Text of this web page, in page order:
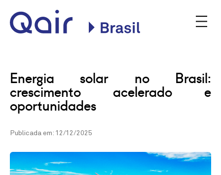
Site oficial da Qair no
Brasil
COMERCIALIZAÇÃO
CONSULTA PÚBLICA
Energia solar no Brasil:
crescimento acelerado e
oportunidades
Energia solar no Brasil: crescimento
acelerado e oportunidades
Publicada em: 12/12/2025